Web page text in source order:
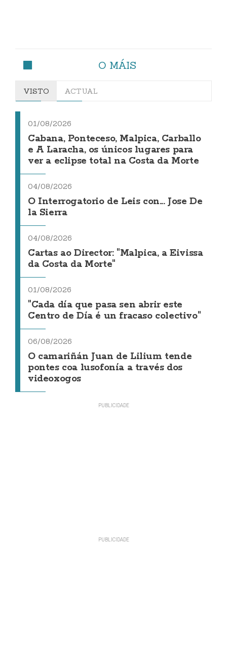
O MÁIS
VISTO ACTUAL
01/08/2026
Cabana, Ponteceso, Malpica, Carballo
e A Laracha, os únicos lugares para
ver a eclipse total na Costa da Morte
04/08/2026
O Interrogatorio de Leis con... Jose De
la Sierra
04/08/2026
Cartas ao Director: "Malpica, a Eivissa
da Costa da Morte"
01/08/2026
"Cada día que pasa sen abrir este
Centro de Día é un fracaso colectivo"
06/08/2026
O camariñán Juan de Lilium tende
pontes coa lusofonía a través dos
videoxogos